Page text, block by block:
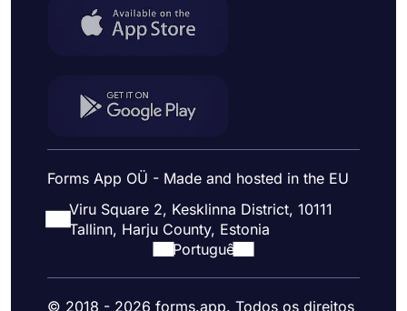
Forms App OÜ - Made and hosted in the EU
Viru Square 2, Kesklinna District, 10111
Tallinn, Harju County, Estonia
Portuguê
© 2018 - 2026 forms.app. Todos os direitos